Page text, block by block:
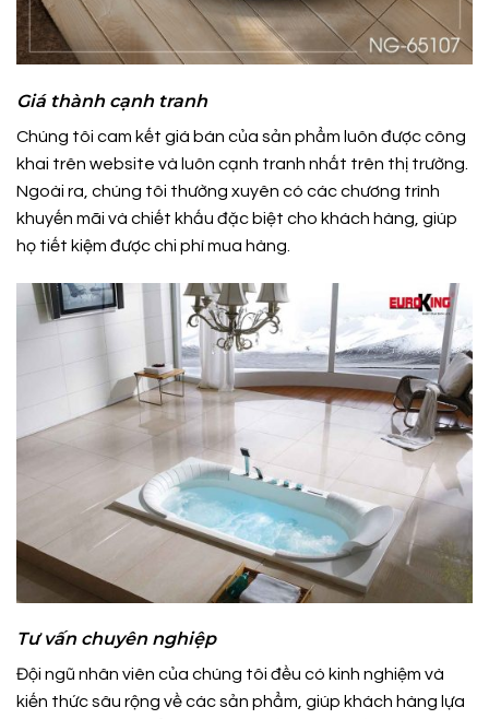
Giá thành cạnh tranh
Chúng tôi cam kết giá bán của sản phẩm luôn được công
khai trên website và luôn cạnh tranh nhất trên thị trường.
Ngoài ra, chúng tôi thường xuyên có các chương trình
khuyến mãi và chiết khấu đặc biệt cho khách hàng, giúp
họ tiết kiệm được chi phí mua hàng.
Tư vấn chuyên nghiệp
Đội ngũ nhân viên của chúng tôi đều có kinh nghiệm và
kiến thức sâu rộng về các sản phẩm, giúp khách hàng lựa